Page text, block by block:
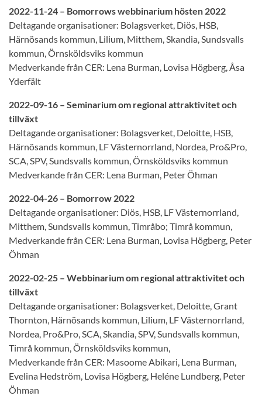
2022-11-24 – Bomorrows webbinarium hösten 2022
Deltagande organisationer: Bolagsverket, Diös, HSB,
Härnösands kommun, Lilium, Mitthem, Skandia, Sundsvalls
kommun, Örnsköldsviks kommun
Medverkande från CER: Lena Burman, Lovisa Högberg, Åsa
Yderfält
2022-09-16 – Seminarium om regional attraktivitet och
tillväxt
Deltagande organisationer: Bolagsverket, Deloitte, HSB,
Härnösands kommun, LF Västernorrland, Nordea, Pro&Pro,
SCA, SPV, Sundsvalls kommun, Örnsköldsviks kommun
Medverkande från CER: Lena Burman, Peter Öhman
2022-04-26 – Bomorrow 2022
Deltagande organisationer: Diös, HSB, LF Västernorrland,
Mitthem, Sundsvalls kommun, Timråbo; Timrå kommun,
Medverkande från CER: Lena Burman, Lovisa Högberg, Peter
Öhman
2022-02-25 – Webbinarium om regional attraktivitet och
tillväxt
Deltagande organisationer: Bolagsverket, Deloitte, Grant
Thornton, Härnösands kommun, Lilium, LF Västernorrland,
Nordea, Pro&Pro, SCA, Skandia, SPV, Sundsvalls kommun,
Timrå kommun, Örnsköldsviks kommun,
Medverkande från CER: Masoome Abikari, Lena Burman,
Evelina Hedström, Lovisa Högberg, Heléne Lundberg, Peter
Öhman